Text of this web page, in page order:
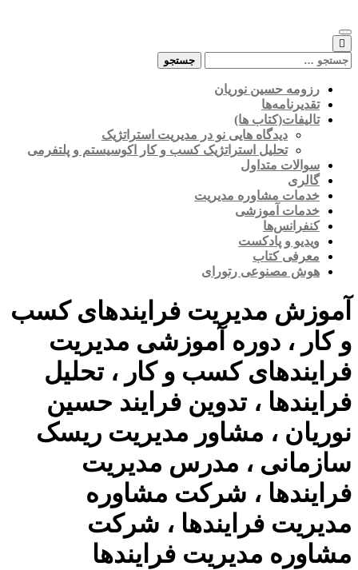
to
content
جستجو
رزومه حسین نوریان
تقدیرنامه‌ها
تالیفات(کتاب ها)
دیدگاه هایی نو در مدیریت استراتژیک
تحلیل استراتژیک کسب و کار اکوسیستم و پلتفرمی
سوالات متداول
گالری
خدمات مشاوره مدیریت
خدمات آموزشی
کنفرانس‌ها
ویدیو و پادکست
معرفی کتاب
هوش مصنوعی رتورای
آموزش مدیریت فرایندهای کسب
و کار ، دوره آموزشی مدیریت
فرایندهای کسب و کار ، تحلیل
فرایندها ، تدوین فرایند حسین
نوریان ، مشاور مدیریت ریسک
سازمانی ، مدرس مدیریت
فرایندها ، شرکت مشاوره
مدیریت فرایندها ، شرکت
مشاوره مدیریت فرایندها